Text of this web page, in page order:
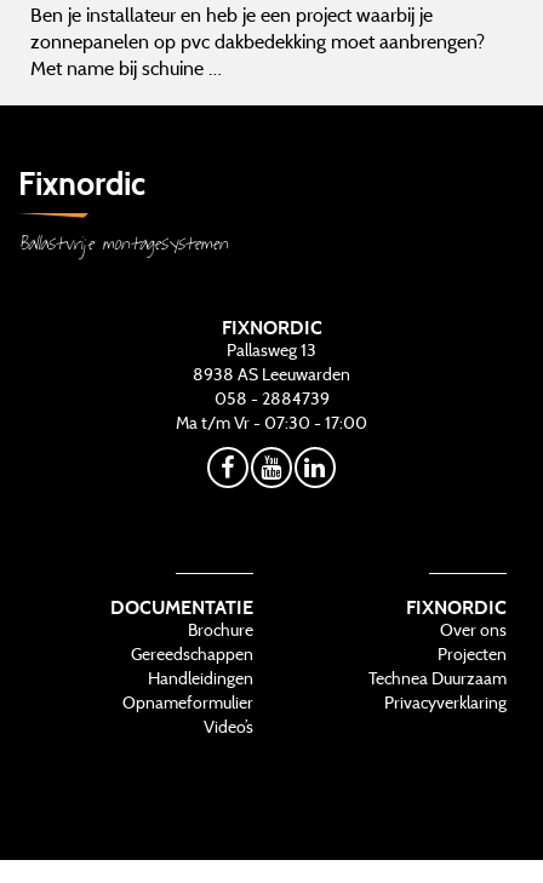
Ben je installateur en heb je een project waarbij je
zonnepanelen op pvc dakbedekking moet aanbrengen?
Met name bij schuine …
Fixnordic
Ballastvrije montagesystemen
FIXNORDIC
Pallasweg 13
8938 AS Leeuwarden
058 - 2884739
Ma t/m Vr - 07:30 - 17:00
DOCUMENTATIE
Brochure
Gereedschappen
Handleidingen
Opnameformulier
Video’s
FIXNORDIC
Over ons
Projecten
Technea Duurzaam
Privacyverklaring